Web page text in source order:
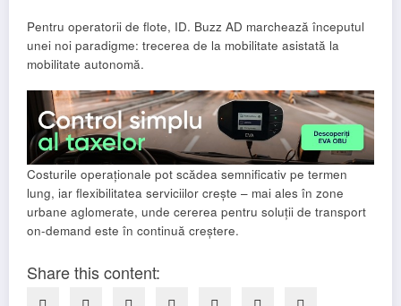
Pentru operatorii de flote, ID. Buzz AD marchează începutul
unei noi paradigme: trecerea de la mobilitate asistată la
mobilitate autonomă.
Costurile operaționale pot scădea semnificativ pe termen
lung, iar flexibilitatea serviciilor crește – mai ales în zone
urbane aglomerate, unde cererea pentru soluții de transport
on-demand este în continuă creștere.
Share this content: